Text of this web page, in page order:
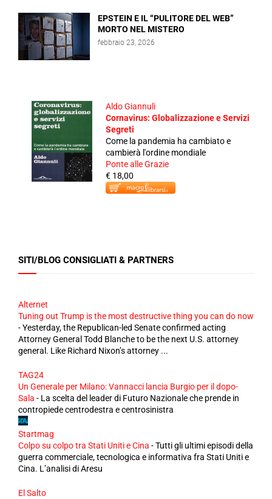
EPSTEIN E IL “PULITORE DEL WEB”
MORTO NEL MISTERO
febbraio 23, 2026
Aldo Giannuli
Cornavirus: Globalizzazione e Servizi
Segreti
Come la pandemia ha cambiato e
cambierà l'ordine mondiale
Ponte alle Grazie
€ 18,00
SITI/BLOG CONSIGLIATI & PARTNERS
Alternet
Tuning out Trump is the most destructive thing you can do now
-Yesterday, the Republican-led Senate confirmed acting
Attorney General Todd Blanche to be the next U.S. attorney
general. Like Richard Nixon’s attorney ...
TAG24
Un Generale per Milano: Vannacci lancia Burgio per il dopo-
Sala - La scelta del leader di Futuro Nazionale che prende in
contropiede centrodestra e centrosinistra
Startmag
Colpo su colpo tra Stati Uniti e Cina -Tutti gli ultimi episodi della
guerra commerciale, tecnologica e informativa fra Stati Uniti e
Cina. L’analisi di Aresu
El Salto